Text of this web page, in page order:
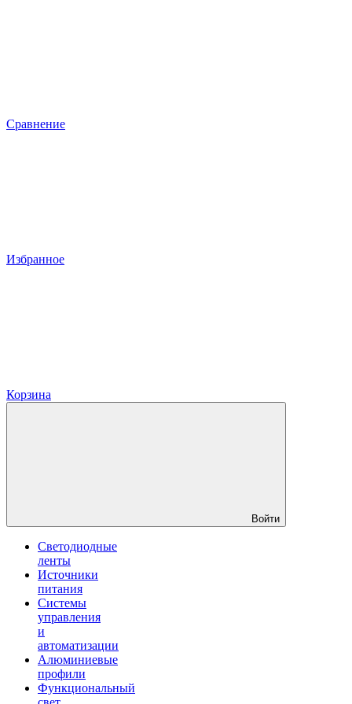
Сравнение
Избранное
Корзина
Войти
Светодиодные
ленты
Источники
питания
Системы
управления
и
автоматизации
Алюминиевые
профили
Функциональный